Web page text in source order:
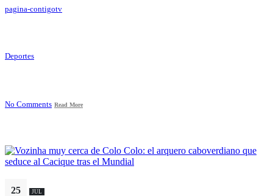
pagina-contigotv
Deportes
No Comments Read More
25 JUL